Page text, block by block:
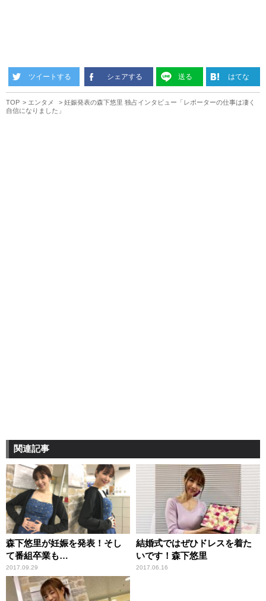
ツイートする シェアする 送る はてな
TOP エンタメ
妊娠発表の森下悠里 独占インタビュー「レポーターの仕事は凄く
自信になりました」
関連記事
森下悠里が妊娠を発表！そし
て番組卒業も…
2017.09.29
結婚式ではぜひドレスを着た
いです！森下悠里
2017.06.16